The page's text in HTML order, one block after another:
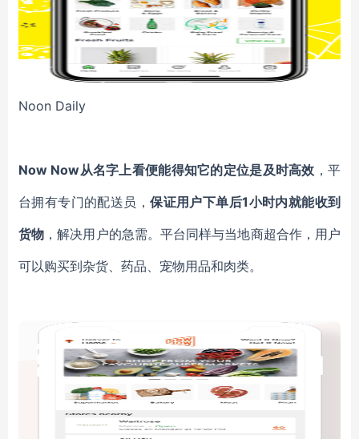
Noon Daily
Now Now从名字上看便能得知它的定位是及时高效 ，平
台拥有专门的配送员，保证用户下单后1小时内就能收到
货物 ，解决用户的急需。平台同样与当地商超合作，用户
可以购买到杂货、药品、宠物用品和肉类。